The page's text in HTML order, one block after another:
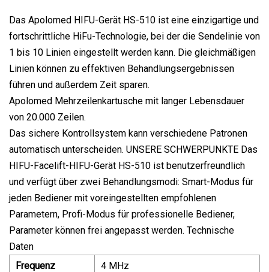
Das Apolomed HIFU-Gerät HS-510 ist eine einzigartige und
fortschrittliche HiFu-Technologie, bei der die Sendelinie von
1 bis 10 Linien eingestellt werden kann. Die gleichmäßigen
Linien können zu effektiven Behandlungsergebnissen
führen und außerdem Zeit sparen.
Apolomed Mehrzeilenkartusche mit langer Lebensdauer
von 20.000 Zeilen.
Das sichere Kontrollsystem kann verschiedene Patronen
automatisch unterscheiden. UNSERE SCHWERPUNKTE Das
HIFU-Facelift-HIFU-Gerät HS-510 ist benutzerfreundlich
und verfügt über zwei Behandlungsmodi: Smart-Modus für
jeden Bediener mit voreingestellten empfohlenen
Parametern, Profi-Modus für professionelle Bediener,
Parameter können frei angepasst werden. Technische
Daten
Frequenz
4 MHz